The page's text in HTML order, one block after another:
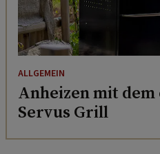
ALLGEMEIN
Anheizen mit
Servus Grill